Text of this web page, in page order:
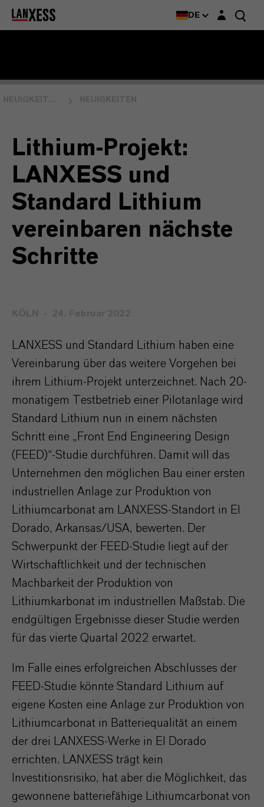
DE Login-Maske
Lithium-Projekt:
LANXESS und
Standard Lithium
vereinbaren nächste
Schritte
LANXESS und Standard Lithium haben eine
Vereinbarung über das weitere Vorgehen bei
ihrem Lithium-Projekt unterzeichnet. Nach 20-
monatigem Testbetrieb einer Pilotanlage wird
Standard Lithium nun in einem nächsten
Schritt eine „Front End Engineering Design
(FEED)“-Studie durchführen. Damit will das
Unternehmen den möglichen Bau einer ersten
industriellen Anlage zur Produktion von
Lithiumcarbonat am LANXESS-Standort in El
Dorado, Arkansas/USA, bewerten. Der
Schwerpunkt der FEED-Studie liegt auf der
Wirtschaftlichkeit und der technischen
Machbarkeit der Produktion von
Lithiumkarbonat im industriellen Maßstab. Die
endgültigen Ergebnisse dieser Studie werden
für das vierte Quartal 2022 erwartet.
Im Falle eines erfolgreichen Abschlusses der
FEED-Studie könnte Standard Lithium auf
eigene Kosten eine Anlage zur Produktion von
Lithiumcarbonat in Batteriequalität an einem
der drei LANXESS-Werke in El Dorado
errichten. LANXESS trägt kein
Investitionsrisiko, hat aber die Möglichkeit, das
gewonnene batteriefähige Lithiumcarbonat von